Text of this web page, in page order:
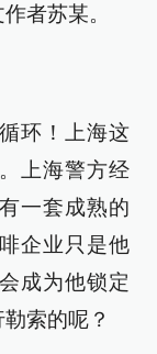
者苏某。
环！上海这
上海警方经
一套成熟的
企业只是他
成为他锁定
索的呢？